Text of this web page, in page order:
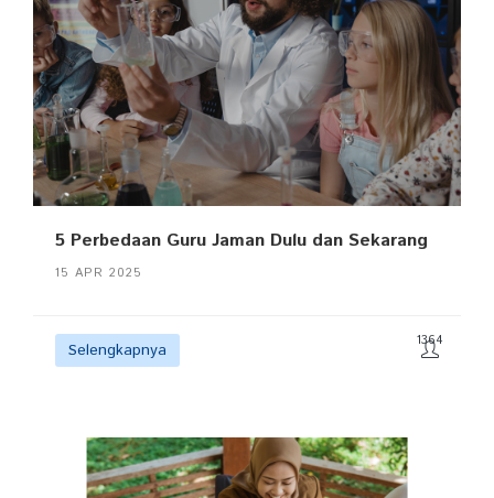
5 Perbedaan Guru Jaman Dulu dan Sekarang
15 APR 2025
Selengkapnya 1364